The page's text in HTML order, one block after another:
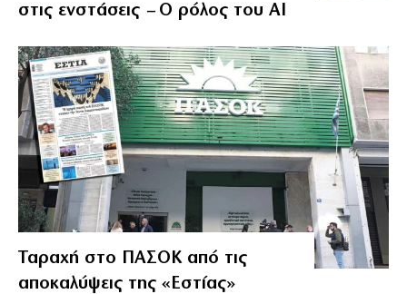
στις ενστάσεις – Ο ρόλος του AI
Ταραχή στο ΠΑΣΟΚ από τις
αποκαλύψεις της «Εστίας»